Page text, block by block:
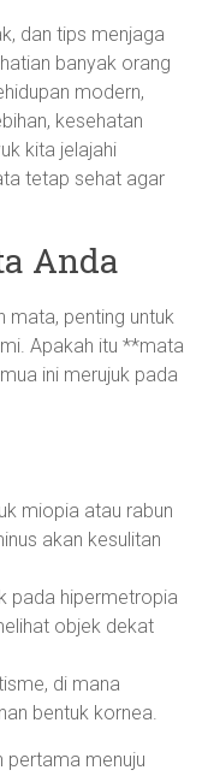
dan tips menjaga
banyak orang
modern,
kesehatan
kita jelajahi
tetap sehat agar
Anda
mata, penting untuk
Apakah itu **mata
ini merujuk pada
miopia atau rabun
akan kesulitan
pada hipermetropia
objek dekat
di mana
bentuk kornea.
pertama menuju